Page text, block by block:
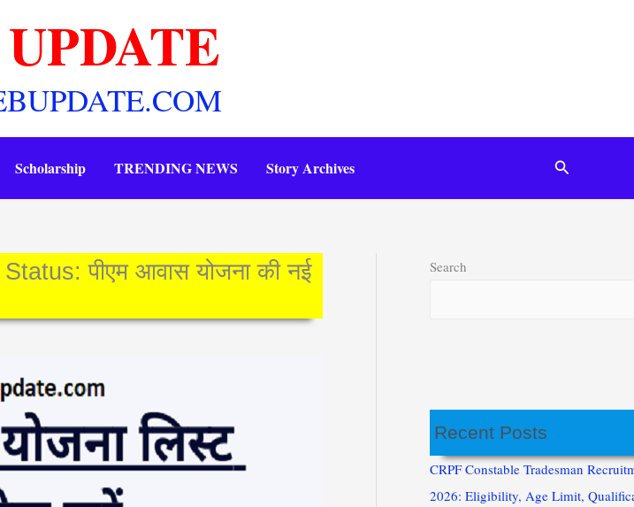
Scholarship TRENDING NEWS Story Archives Search
पीएम आवास योजना की नई
Search
Recent Posts
CRPF Constable Tradesman
2026: Eligibility, Age Limit,